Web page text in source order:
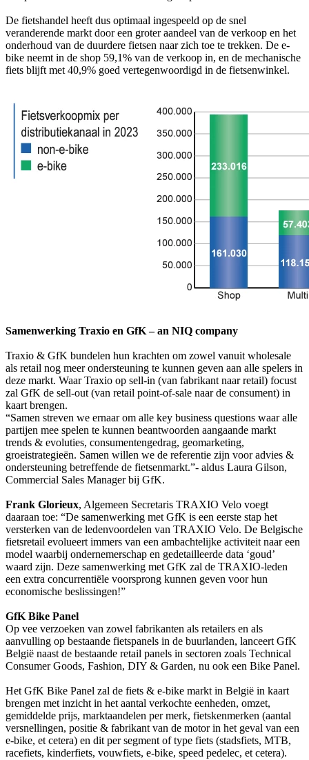
De fietshandel heeft dus optimaal ingespeeld op de snel
veranderende markt door een groter aandeel van de verkoop en het
onderhoud van de duurdere fietsen naar zich toe te trekken. De e-
bike neemt in de shop 59,1% van de verkoop in, en de mechanische
fiets blijft met 40,9% goed vertegenwoordigd in de fietsenwinkel.
Samenwerking Traxio en GfK – an NIQ company
Traxio & GfK bundelen hun krachten om zowel vanuit wholesale
als retail nog meer ondersteuning te kunnen geven aan alle spelers in
deze markt. Waar Traxio op sell-in (van fabrikant naar retail) focust
zal GfK de sell-out (van retail point-of-sale naar de consument) in
kaart brengen.
“Samen streven we ernaar om alle key business questions waar alle
partijen mee spelen te kunnen beantwoorden aangaande markt
trends & evoluties, consumentengedrag, geomarketing,
groeistrategieën. Samen willen we de referentie zijn voor advies &
ondersteuning betreffende de fietsenmarkt.”- aldus Laura Gilson,
Commercial Sales Manager bij GfK.
Frank Glorieux, Algemeen Secretaris TRAXIO Velo voegt
daaraan toe: “De samenwerking met GfK is een eerste stap het
versterken van de ledenvoordelen van TRAXIO Velo. De Belgische
fietsretail evolueert immers van een ambachtelijke activiteit naar een
model waarbij ondernemerschap en gedetailleerde data ‘goud’
waard zijn. Deze samenwerking met GfK zal de TRAXIO-leden
een extra concurrentiële voorsprong kunnen geven voor hun
economische beslissingen!”
GfK Bike Panel
Op vee verzoeken van zowel fabrikanten als retailers en als
aanvulling op bestaande fietspanels in de buurlanden, lanceert GfK
België naast de bestaande retail panels in sectoren zoals Technical
Consumer Goods, Fashion, DIY & Garden, nu ook een Bike Panel.
Het GfK Bike Panel zal de fiets & e-bike markt in België in kaart
brengen met inzicht in het aantal verkochte eenheden, omzet,
gemiddelde prijs, marktaandelen per merk, fietskenmerken (aantal
versnellingen, positie & fabrikant van de motor in het geval van een
e-bike, et cetera) en dit per segment of type fiets (stadsfiets, MTB,
racefiets, kinderfiets, vouwfiets, e-bike, speed pedelec, et cetera).